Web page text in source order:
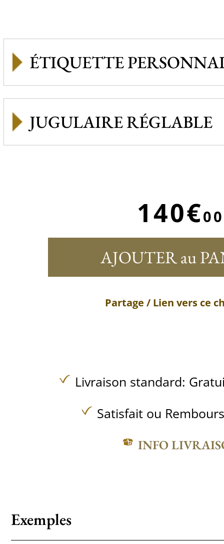
ÉTIQUETTE
JUGULAIRE RÉGLABLE
140€00
AJOUTER au
Partage / Lien vers ce
Livraison standard:
Satisfait ou
INFO
Exemples